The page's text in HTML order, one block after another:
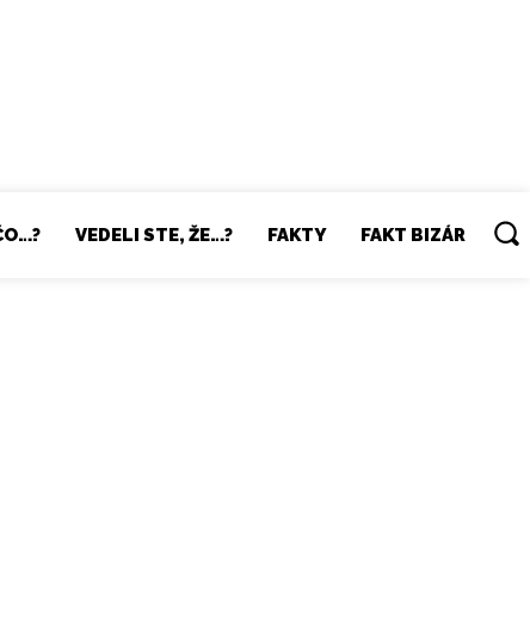
VEDELI STE, ŽE…? FAKTY FAKT BIZÁR